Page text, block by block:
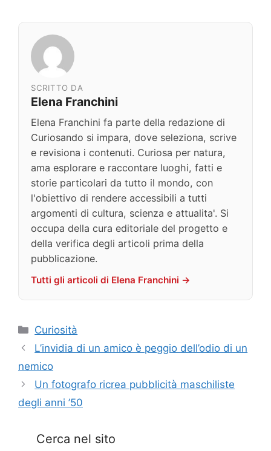
SCRITTO DA
Elena Franchini
Elena Franchini fa parte della redazione di
Curiosando si impara, dove seleziona, scrive
e revisiona i contenuti. Curiosa per natura,
ama esplorare e raccontare luoghi, fatti e
storie particolari da tutto il mondo, con
l'obiettivo di rendere accessibili a tutti
argomenti di cultura, scienza e attualita'. Si
occupa della cura editoriale del progetto e
della verifica degli articoli prima della
pubblicazione.
Tutti gli articoli di Elena Franchini →
Categorie
Curiosità
L’invidia di un amico è peggio dell’odio di un
nemico
Un fotografo ricrea pubblicità maschiliste
degli anni ’50
Cerca nel sito